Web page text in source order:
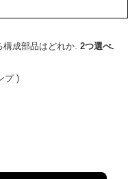
成部品はどれか. 2つ選べ.
プ )